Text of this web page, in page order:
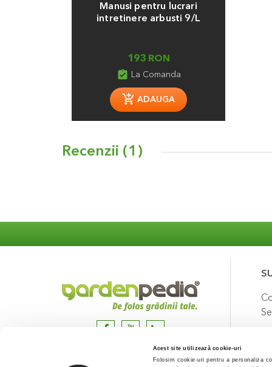
Acest site utilizează cookie-uri
Folosim cookie-uri pentru a personaliza
Manusi pentru lucrari
intretinere arbusti 9/L
193 RON
assignment_turned_in La Comanda
ADAUGA
Recenzii ( 1 )